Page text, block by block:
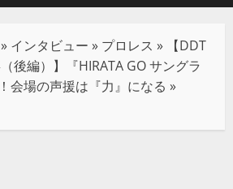
» インタビュー » プロレス »
【DDT
後編）】『HIRATA GO サングラ
会場の声援は『力』になる »